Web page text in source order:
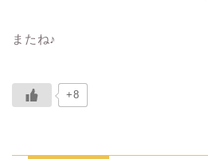
またね♪
+8